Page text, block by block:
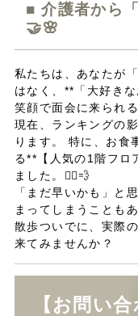
■ 介護者から
🤝🌸
私たちは、あなたが
はなく、**「大好き
笑顔で面会に来られ
現在、ランキングの
ります。 特に、お食
る**【人気の1階フロ
ました。🏃‍♂️💨
「まだ早いかも」と
まってしまうことも
散歩ついでに、実際
来てみませんか？
【お問い